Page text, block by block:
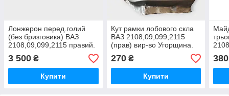
Лонжерон перед.голий
(без бризговика) ВАЗ
2108,09,099,2115 правий.
3 500 ₴
Купити
Кут рамки лобового скла
ВАЗ 2108,09,099,2115
(прав) вир-во Угорщина.
270₴
Купити
380